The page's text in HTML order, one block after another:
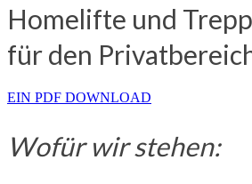
Homelifte und
für den
EIN PDF DOWNLOAD
Wofür wir stehen: